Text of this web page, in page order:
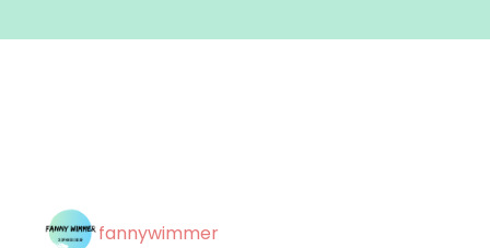
fannywimmer